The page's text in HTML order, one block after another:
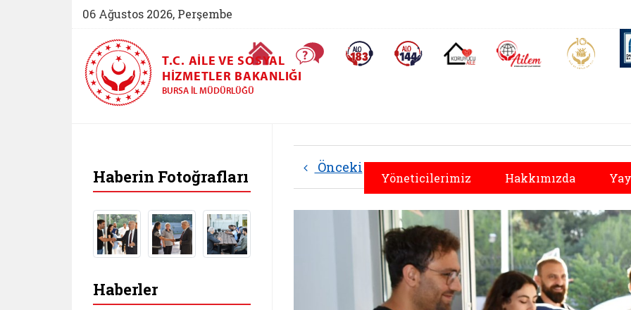
06 Ağustos 2026, Perşembe
Ana Sayfa Sıkça Sorulan SorularAlo 183 (yeni sekmede açılır)Alo 144 (yeni sekmede açılır)Koruyucu Aile (yeni sekmede açılır)
AİLEM İletişim Aile ve
T.C. AILE VE SOSYAL
HIZMETLER BAKANLIĞI
BURSA İL MÜDÜRLÜĞÜ
Yöneticilerimiz Hakkımızda
Önceki
Haberin Fotoğrafları
Haberler